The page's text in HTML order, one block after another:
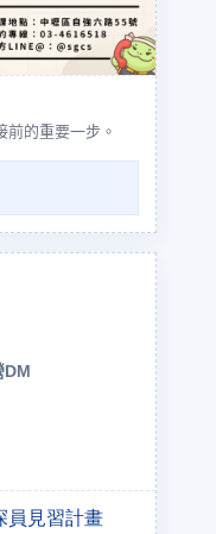
的重要一步。
員見習計畫